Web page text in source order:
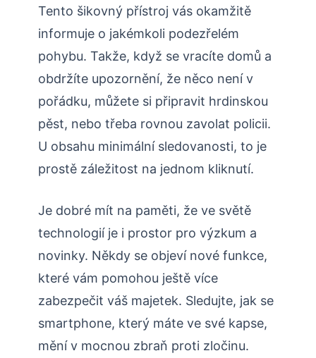
Tento šikovný přístroj vás okamžitě
informuje o jakémkoli podezřelém
pohybu. Takže, když se vracíte domů a
obdržíte upozornění, že něco není v
pořádku, můžete si připravit hrdinskou
pěst, nebo třeba rovnou zavolat policii.
U obsahu minimální sledovanosti, to je
prostě záležitost na jednom kliknutí.
Je dobré mít na paměti, že ve světě
technologií je i prostor pro výzkum a
novinky. Někdy se objeví nové funkce,
které vám pomohou ještě více
zabezpečit váš majetek. Sledujte, jak se
smartphone, který máte ve své kapse,
mění v mocnou zbraň proti zločinu.